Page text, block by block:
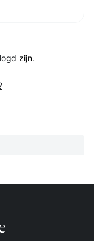
zijn.